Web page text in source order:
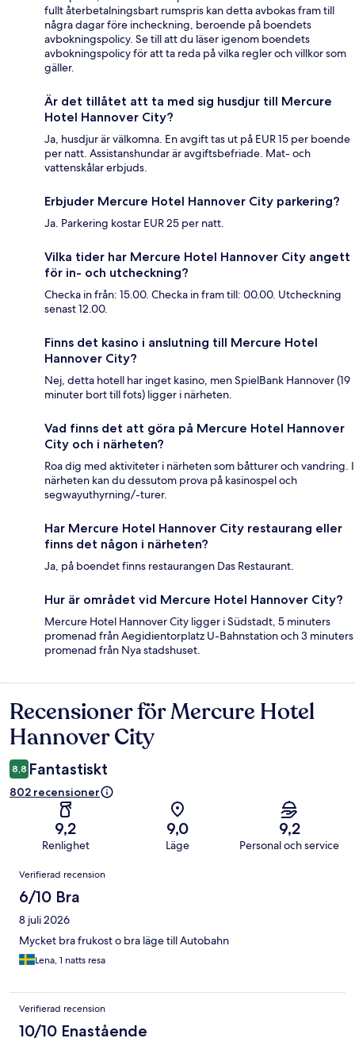
fullt återbetalningsbart rumspris kan detta avbokas fram till
några dagar före incheckning, beroende på boendets
avbokningspolicy. Se till att du läser igenom boendets
avbokningspolicy för att ta reda på vilka regler och villkor som
gäller.
Är det tillåtet att ta med sig husdjur till Mercure
Hotel Hannover City?
Ja, husdjur är välkomna. En avgift tas ut på EUR 15 per boende
per natt. Assistanshundar är avgiftsbefriade. Mat- och
vattenskålar erbjuds.
Erbjuder Mercure Hotel Hannover City parkering?
Ja. Parkering kostar EUR 25 per natt.
Vilka tider har Mercure Hotel Hannover City angett
för in- och utcheckning?
Checka in från: 15.00. Checka in fram till: 00.00. Utcheckning
senast 12.00.
Finns det kasino i anslutning till Mercure Hotel
Hannover City?
Nej, detta hotell har inget kasino, men SpielBank Hannover (19
minuter bort till fots) ligger i närheten.
Vad finns det att göra på Mercure Hotel Hannover
City och i närheten?
Roa dig med aktiviteter i närheten som båtturer och vandring. I
närheten kan du dessutom prova på kasinospel och
segwayuthyrning/-turer.
Har Mercure Hotel Hannover City restaurang eller
finns det någon i närheten?
Ja, på boendet finns restaurangen Das Restaurant.
Hur är området vid Mercure Hotel Hannover City?
Mercure Hotel Hannover City ligger i Südstadt, 5 minuters
promenad från Aegidientorplatz U-Bahnstation och 3 minuters
promenad från Nya stadshuset.
Recensioner
Recensioner för Mercure Hotel
Hannover City
8,8 Fantastiskt
802 recensioner
9,2
Renlighet
9,0
Läge
9,2
Personal och service
Recensioner
Verifierad recension
6/10 Bra
8 juli 2026
Mycket bra frukost o bra läge till Autobahn
Lena, 1 natts resa
Verifierad recension
10/10 Enastående